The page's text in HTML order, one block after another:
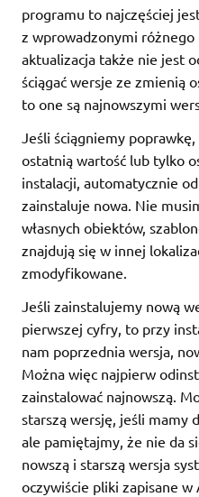
programu to najczęściej
z wprowadzonymi różnego
aktualizacja także nie jest
ściągać wersje ze zmienią
to one są najnowszymi
Jeśli ściągniemy
ostatnią wartość lub tylko
instalacji, automatycznie
zainstaluje nowa. Nie
własnych obiektów,
znajdują się w innej
zmodyfikowane.
Jeśli zainstalujemy nową
pierwszej cyfry, to przy
nam poprzednia wersja,
Można więc najpierw
zainstalować najnowszą.
starszą wersję, jeśli mamy
ale pamiętajmy, że nie da
nowszą i starszą wersja
oczywiście pliki zapisane w